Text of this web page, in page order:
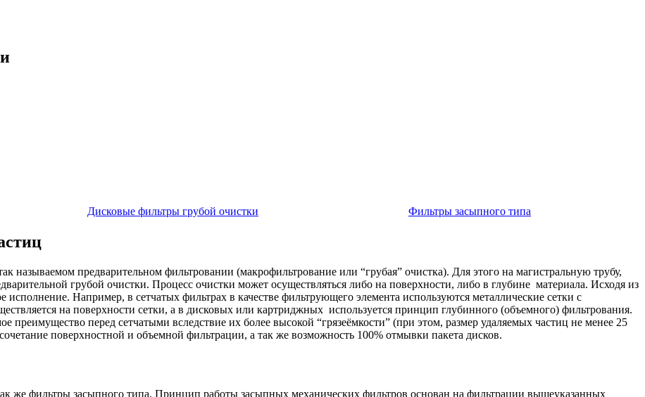
Дисковые фильтры грубой очистки Фильтры засыпного типа
называемом предварительном фильтровании (макрофильтрование или “грубая” очистка). Для этого на магистральную трубу,
грубой очистки. Процесс очистки может осуществляться либо на поверхности, либо в глубине материала. Исходя из
исполнение. Например, в сетчатых фильтрах в качестве фильтрующего элемента используются металлические сетки с
на поверхности сетки, а в дисковых или картриджных используется принцип глубинного (объемного) фильтрования.
перед сетчатыми вследствие их более высокой “грязеёмкости” (при этом, размер удаляемых частиц не менее 25
поверхностной и объемной фильтрации, а так же возможность 100% отмывки пакета дисков.
же фильтры засыпного типа. Принцип работы засыпных механических фильтров основан на фильтрации вышеуказанных